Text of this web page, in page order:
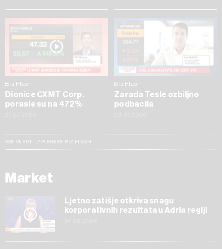
Biz Flash
Dionice CXMT Corp.
porasle su na 472%
Biz Flash
Zarada Tesle ozbiljno
podbacila
SVE VIJESTI IZ RUBRIKE BIZ FLASH
Market
Ljetno zatišje otkriva snagu
korporativnih rezultata u Adria regiji